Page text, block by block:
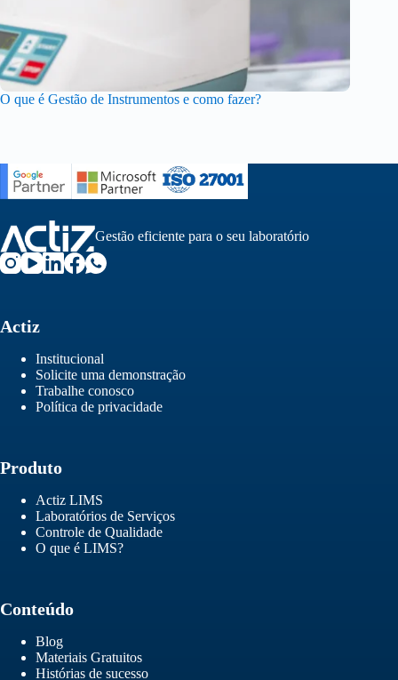
O que é Gestão de Instrumentos e como fazer?
Gestão eficiente para o seu laboratório
Actiz
Institucional
Solicite uma demonstração
Trabalhe conosco
Política de privacidade
Produto
Actiz LIMS
Laboratórios de Serviços
Controle de Qualidade
O que é LIMS?
Conteúdo
Blog
Materiais Gratuitos
Histórias de sucesso